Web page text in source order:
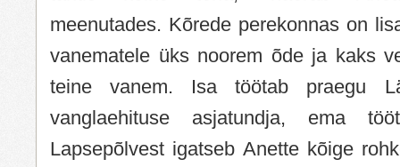
meenutades. Kõrede perekonnas on
vanematele üks noorem õde ja kaks
teine vanem. Isa töötab praegu
vanglaehituse asjatundja, ema
Lapsepõlvest igatseb Anette kõige